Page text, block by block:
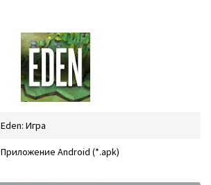
Eden: Игра
Приложение Android (*.apk)